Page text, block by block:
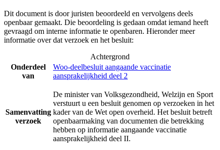
Dit document is door juristen beoordeeld en vervolgens deels
openbaar gemaakt. Die beoordeling is gedaan omdat iemand heeft
gevraagd om interne informatie te openbaren. Hieronder meer
informatie over dat verzoek en het besluit:
Achtergrond
Onderdeel
van
Woo-deelbesluit aangaande vaccinatie
aansprakelijkheid deel 2
Samenvatting
verzoek
De minister van Volksgezondheid, Welzijn en Sport
verstuurt u een besluit genomen op verzoeken in het
kader van de Wet open overheid. Het besluit betreft
openbaarmaking van documenten die betrekking
hebben op informatie aangaande vaccinatie
aansprakelijkheid deel II.